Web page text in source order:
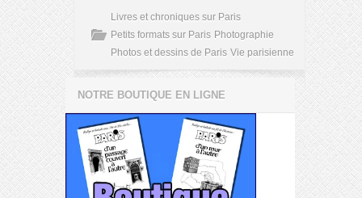
Livres et chroniques sur Paris
Petits formats sur Paris Photographie
Photos et dessins de Paris Vie parisienne
NOTRE BOUTIQUE EN LIGNE